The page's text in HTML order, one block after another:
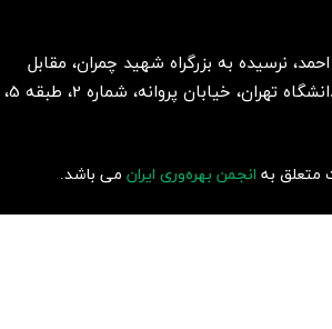
احمد، نرسیده به بزرگراه شهید چمران، مقابل
دانشکده مدیریت دانشگاه تهران، خیابان پروانه، شماره 2، طبقه 5،
متعلق به انجمن بهره‌وری ایران می باشد.